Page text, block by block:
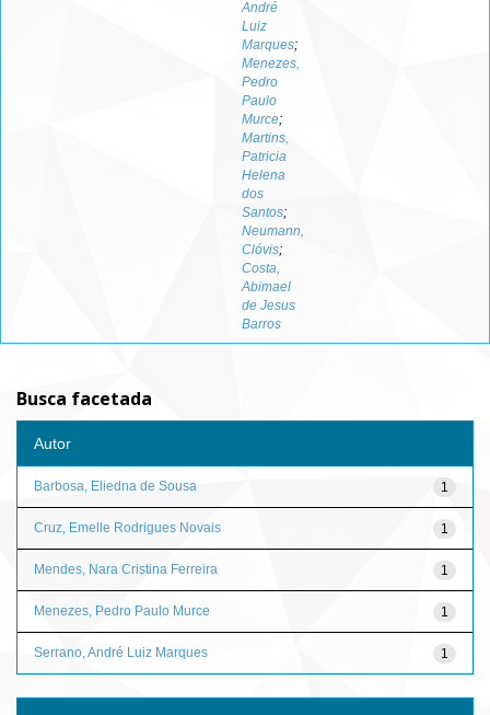
André
Luiz
Marques;
Menezes,
Pedro
Paulo
Murce;
Martins,
Patricia
Helena
dos
Santos;
Neumann,
Clóvis;
Costa,
Abimael
de Jesus
Barros
Busca facetada
Autor
1
Barbosa, Eliedna de Sousa
1
Cruz, Emelle Rodrigues Novais
1
Mendes, Nara Cristina Ferreira
1
Menezes, Pedro Paulo Murce
1
Serrano, André Luiz Marques